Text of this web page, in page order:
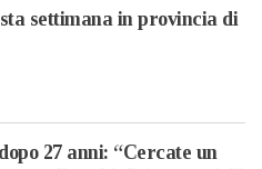
settimana in provincia di
27 anni: “Cercate un